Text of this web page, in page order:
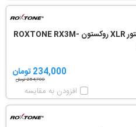
کانکتور XLR روکستون ROXTONE RX3M-
234,000 تومان
284,700 تومان
افزودن به مقایسه